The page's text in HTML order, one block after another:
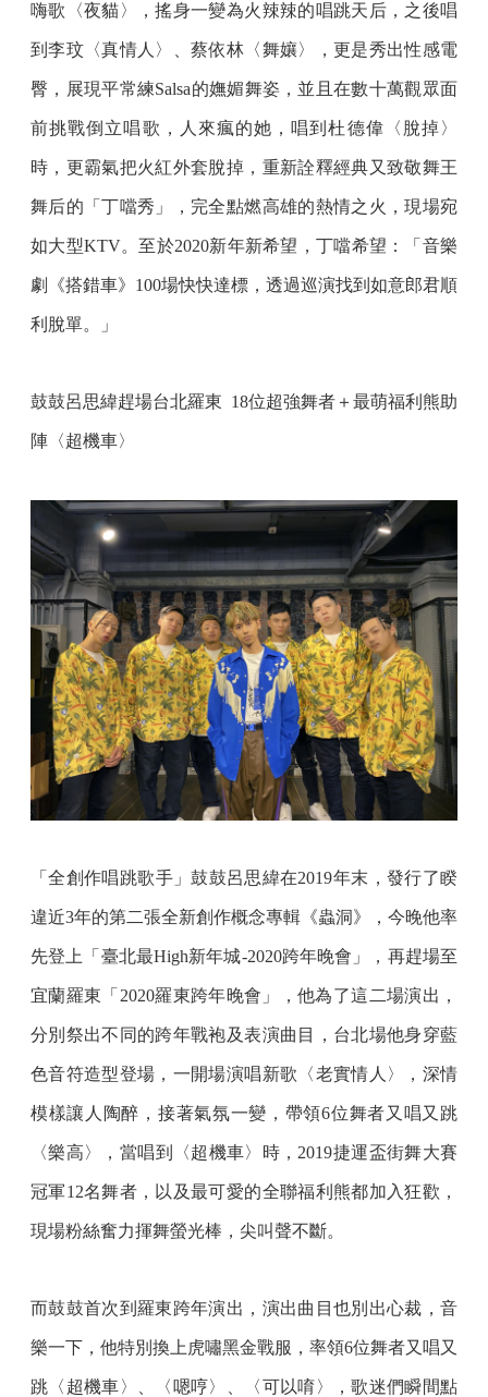
嗨歌〈夜貓〉，搖身一變為火辣辣的唱跳天后，之後唱
到李玟〈真情人〉、蔡依林〈舞孃〉，更是秀出性感電
臀，展現平常練Salsa的嫵媚舞姿，並且在數十萬觀眾面
前挑戰倒立唱歌，人來瘋的她，唱到杜德偉〈脫掉〉
時，更霸氣把火紅外套脫掉，重新詮釋經典又致敬舞王
舞后的「丁噹秀」，完全點燃高雄的熱情之火，現場宛
如大型KTV。至於2020新年新希望，丁噹希望：「音樂
劇《搭錯車》100場快快達標，透過巡演找到如意郎君順
利脫單。」
鼓鼓呂思緯趕場台北羅東 18位超強舞者＋最萌福利熊助
陣〈超機車〉
「全創作唱跳歌手」鼓鼓呂思緯在2019年末，發行了睽
違近3年的第二張全新創作概念專輯《蟲洞》，今晚他率
先登上「臺北最High新年城-2020跨年晚會」，再趕場至
宜蘭羅東「2020羅東跨年晚會」，他為了這二場演出，
分別祭出不同的跨年戰袍及表演曲目，台北場他身穿藍
色音符造型登場，一開場演唱新歌〈老實情人〉，深情
模樣讓人陶醉，接著氣氛一變，帶領6位舞者又唱又跳
〈樂高〉，當唱到〈超機車〉時，2019捷運盃街舞大賽
冠軍12名舞者，以及最可愛的全聯福利熊都加入狂歡，
現場粉絲奮力揮舞螢光棒，尖叫聲不斷。
而鼓鼓首次到羅東跨年演出，演出曲目也別出心裁，音
樂一下，他特別換上虎嘯黑金戰服，率領6位舞者又唱又
跳〈超機車〉、〈嗯哼〉、〈可以唷〉，歌迷們瞬間點